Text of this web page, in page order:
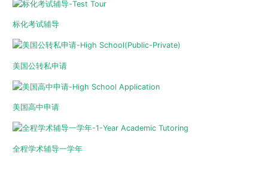
标化考试辅导
美国公转私申请
美国高中申请
全程学术辅导一学年